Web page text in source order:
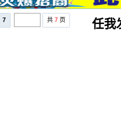
7 共 7 页 任我